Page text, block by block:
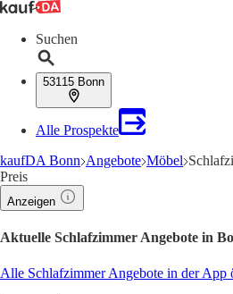
Suchen
53115 Bonn
Alle Prospekte
kaufDA Bonn Angebote Möbel
Preis
Anzeigen
Aktuelle Schlafzimmer Angebote in
Alle Schlafzimmer Angebote in der App